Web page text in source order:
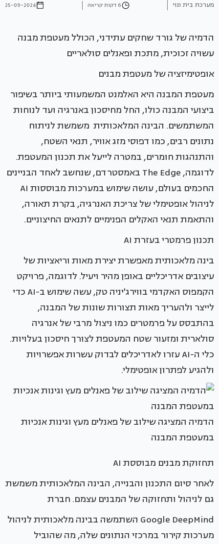
מערכת בית ונוי 6 דקות קריאה 25-09-2024
הדמיה של גורד שחקים עתידני, הכולל מעטפת מבנה
עשויה זכוכית, מתכת ופאנלים סולאריים
אופטימיזציה של מעטפת מבנים
מעטפת המבנה היא האלמנט המשמעותי ביותר בשיפור
ביצועי המבנה כולו, החל מחיסכון באנרגיה ועד לנוחות
המשתמשים. הבינה המלאכותית משמשת לניתוח
נתונים רבים, כמו דפוסי מזג אוויר, תנאי השטח,
והתנהגות חומרים, במטרה לייעל את תכנון המעטפת.
לדוגמה, The Edge באמסטרדם, שנחשב לאחד הבניינים
החכמים בעולם, עושה שימוש במערכות מבוססות AI
לניהול אופטימלי של צריכת האנרגיה, בקרת תאורה,
והתאמת תנאי האקלים הפנימיים לתנאים החיצוניים.
תכנון פרמטרי בעזרת AI
בינה מלאכותית מאפשרת יצירת מאות וריאציות של
עיצובים אדריכליים באופן מהיר ויעיל. לדוגמה, פרויקט
הקמפוס האקדמי בווירג'יניה טק, עשה שימוש ב-AI כדי
לייצר ולהעריך מאות תצורות שונות של המבנה,
בהתבסס על פרמטרים כמו ניצול מרבי של אנרגיה
סולארית ומזעור שטח המעטפת לצורך חיסכון בעלויות.
כלי ה-AI עזרו לאדריכלים לבדוק עשרות אפשרויות
ולהגיע לפתרון אופטימלי.
הדמיה המציגה שילוב של פאנלים מעץ וגינות אנכיות
במעטפת המבנה
תחזוקת מבנים מבוססת AI
לאחר סיום התכנון והבנייה, הבינה המלאכותית משמשת
גם לניהול ותחזוקה של המבנים עצמם. חברת
Google DeepMind השתמשה בבינה מלאכותית לניהול
מערכות קירור במרכזי הנתונים שלה, מה שהוביל